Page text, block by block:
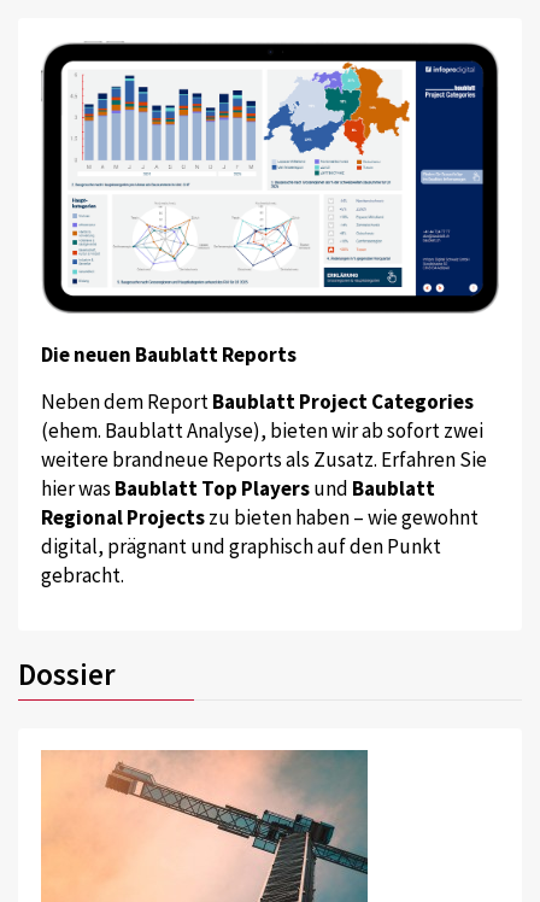
Die neuen Baublatt Reports
Neben dem ReportBaublatt Project Categories
(ehem. Baublatt Analyse), bieten wir ab sofort zwei
weitere brandneue Reports als Zusatz. Erfahren Sie
hier was Baublatt Top Playersund Baublatt
Regional Projectszu bieten haben – wie gewohnt
digital, prägnant und graphisch auf den Punkt
gebracht.
Dossier